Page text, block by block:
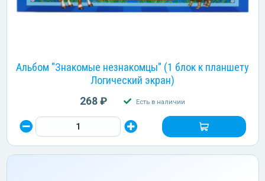
Альбом "Знакомые незнакомцы" (1 блок к планшету
Логический экран)
268 ₽ Есть в наличии